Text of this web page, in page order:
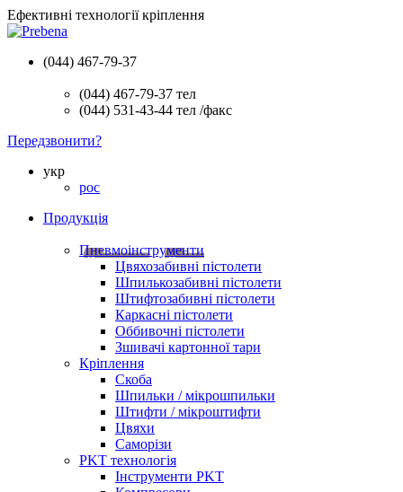
Ефективні технології кріплення
(044) 467-79-37
(044) 467-79-37 тел
(044) 531-43-44 тел /факс
Передзвонити?
укр
рос
Продукція
Пневмоінструменти
Цвяхозабивні пістолети
Шпилькозабивні пістолети
Штифтозабивні пістолети
Каркасні пістолети
Оббивочні пістолети
Зшивачі картонної тари
Кріплення
Скоба
Шпильки / мікрошпильки
Штифти / мікроштифти
Цвяхи
Саморізи
PKT технологія
Інструменти PKT